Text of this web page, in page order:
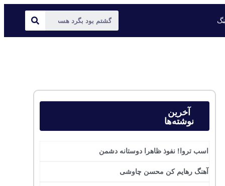
آخرین
نوشته‌ها
اسب تروا! نفوذ ظاهرا دوستانه دشمن
آهنگ رهایم کن محسن چاوشی